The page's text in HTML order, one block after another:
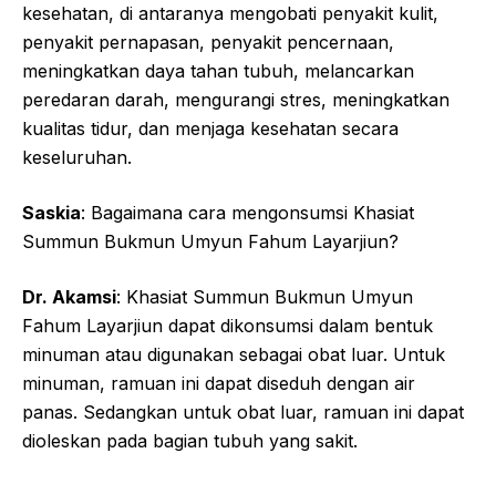
kesehatan, di antaranya mengobati penyakit kulit,
penyakit pernapasan, penyakit pencernaan,
meningkatkan daya tahan tubuh, melancarkan
peredaran darah, mengurangi stres, meningkatkan
kualitas tidur, dan menjaga kesehatan secara
keseluruhan.
Saskia: Bagaimana cara mengonsumsi Khasiat
Summun Bukmun Umyun Fahum Layarjiun?
Dr. Akamsi: Khasiat Summun Bukmun Umyun
Fahum Layarjiun dapat dikonsumsi dalam bentuk
minuman atau digunakan sebagai obat luar. Untuk
minuman, ramuan ini dapat diseduh dengan air
panas. Sedangkan untuk obat luar, ramuan ini dapat
dioleskan pada bagian tubuh yang sakit.